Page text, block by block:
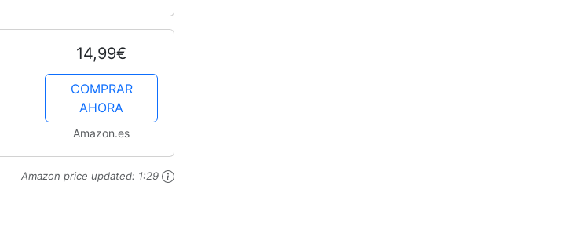
14,99€
COMPRAR
AHORA
Amazon.es
Amazon price updated: 1:29